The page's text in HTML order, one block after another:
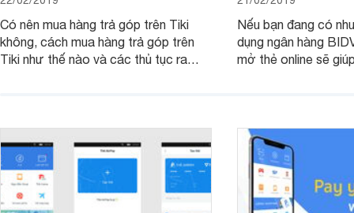
Có nên mua hàng trả góp trên Tiki
không, cách mua hàng trả góp trên
Tiki như thế nào và các thủ tục ra
Nếu bạn đang có
dụng ngân hàng
mở thẻ online sẽ